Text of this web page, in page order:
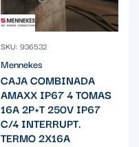
SKU: 936532
Mennekes
CAJA COMBINADA
AMAXX IP67 4 TOMAS
16A 2P+T 250V IP67
C/4 INTERRUPT.
TERMO 2X16A